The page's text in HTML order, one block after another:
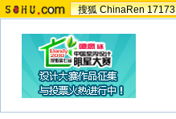
搜狐 ChinaRen 17173